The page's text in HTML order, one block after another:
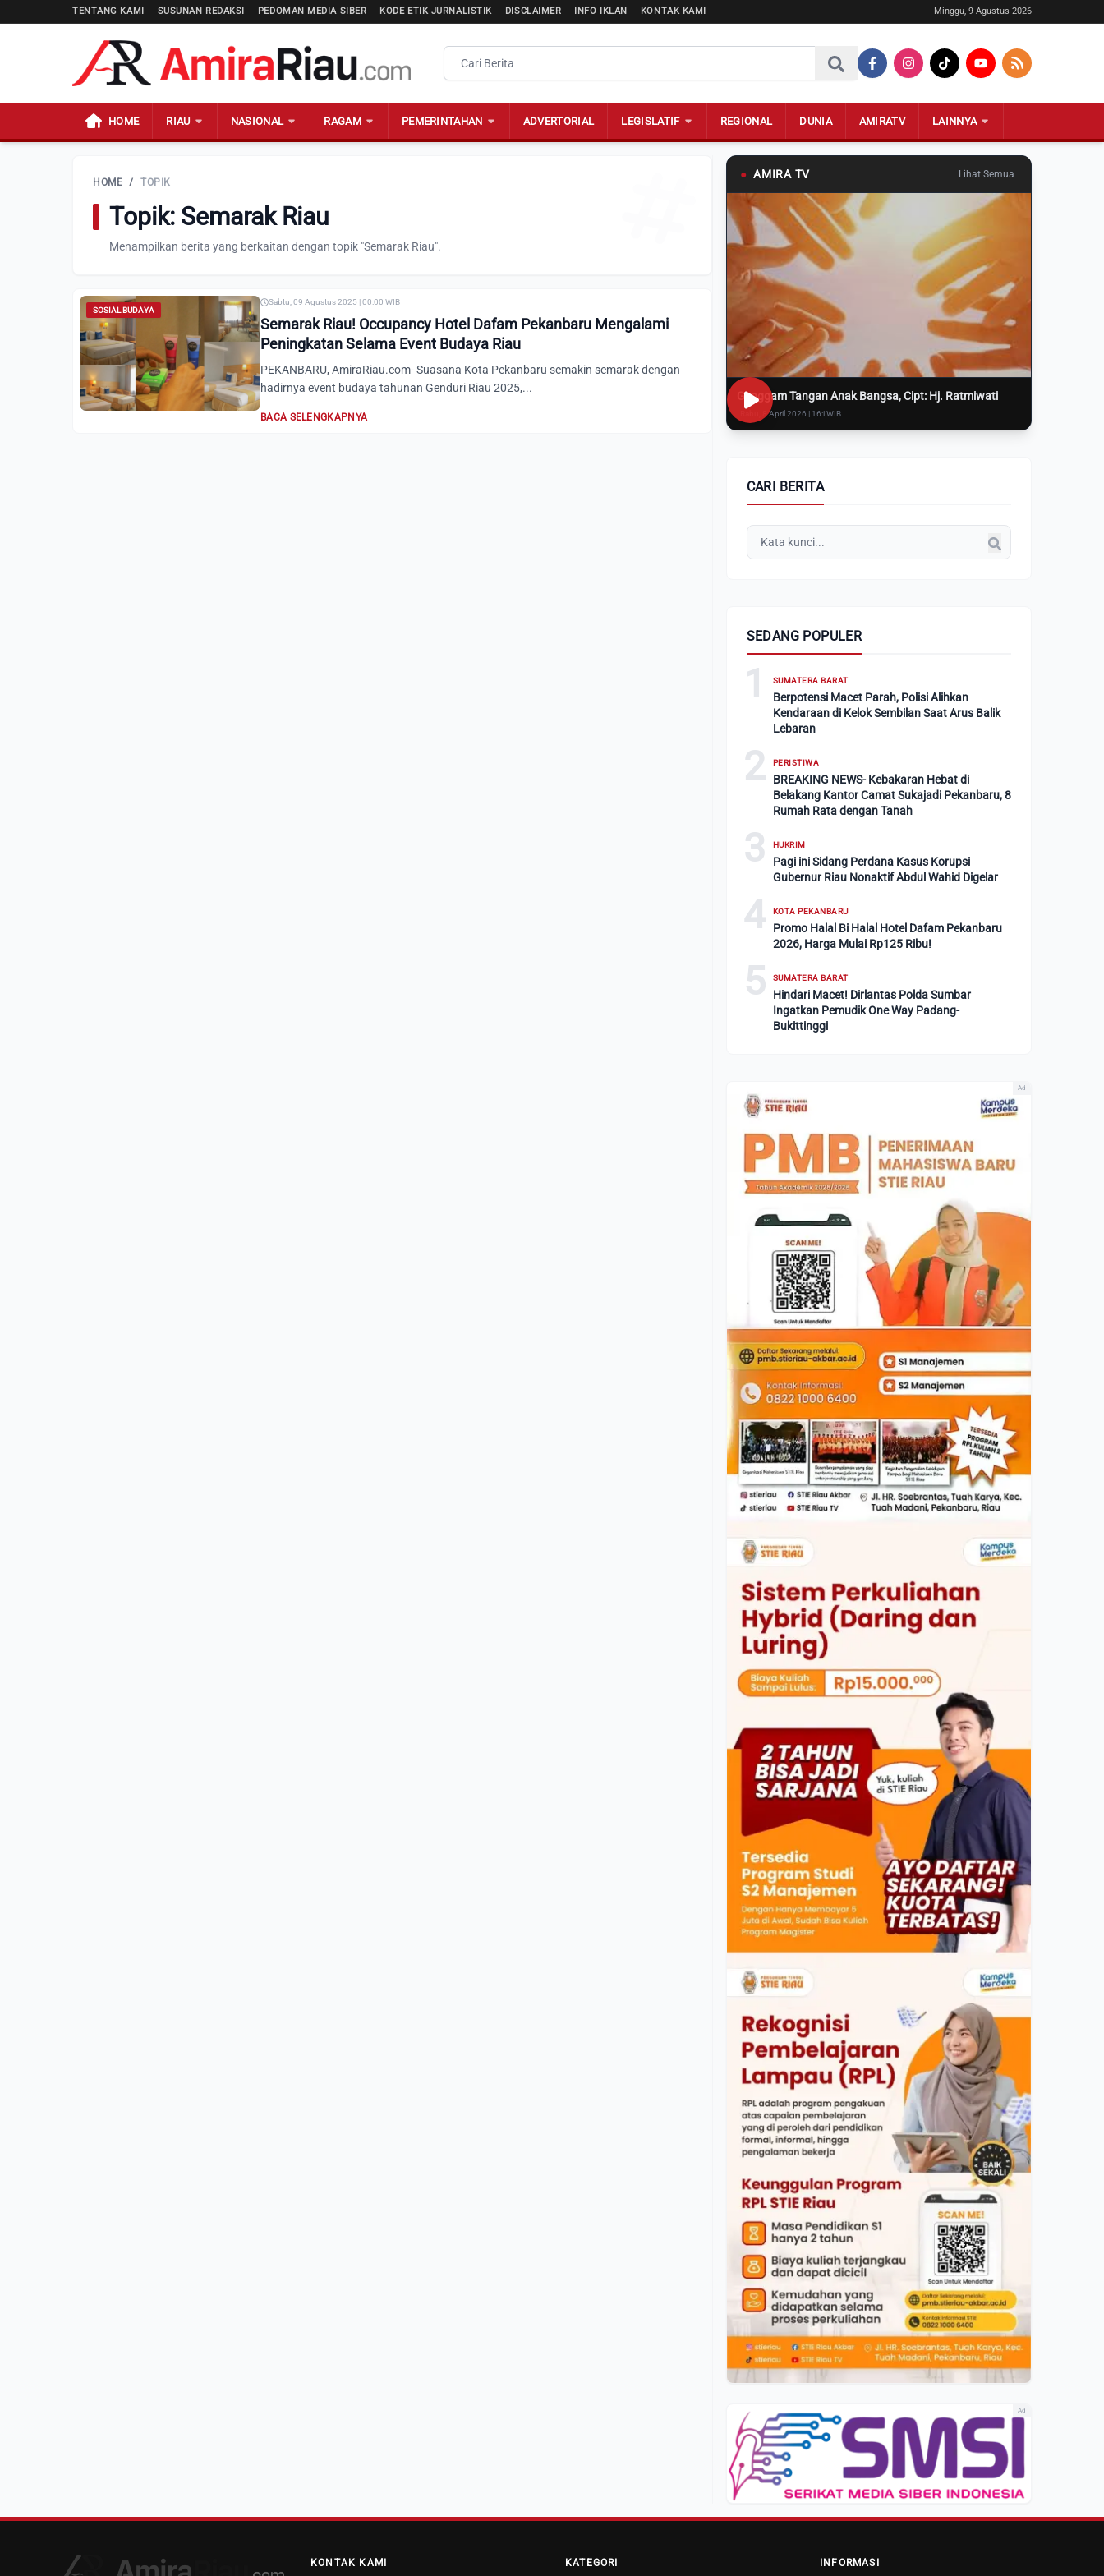
TENTANG KAMI SUSUNAN REDAKSI PEDOMAN MEDIA SIBER KODE ETIK JURNALISTIK DISCLAIMER INFO IKLAN KONTAK KAMI Minggu, 9 Agustus 2026
HOME RIAU NASIONAL RAGAM PEMERINTAHAN ADVERTORIAL LEGISLATIF REGIONAL DUNIA AMIRATV LAINNYA
HOME / TOPIK
Topik: Semarak Riau
Menampilkan berita yang berkaitan dengan topik "Semarak Riau".
SOSIAL BUDAYA
Sabtu, 09 Agustus 2025 | 00:00 WIB
Semarak Riau! Occupancy Hotel Dafam Pekanbaru Mengalami
Peningkatan Selama Event Budaya Riau
PEKANBARU, AmiraRiau.com- Suasana Kota Pekanbaru semakin semarak dengan
hadirnya event budaya tahunan Genduri Riau 2025,...
BACA SELENGKAPNYA
● AMIRA TV Lihat Semua
Genggam Tangan Anak Bangsa, Cipt: Hj. Ratmiwati
Rabu, 8 April 2026 | 16:i WIB
CARI BERITA
SEDANG POPULER
1 SUMATERA BARAT
Berpotensi Macet Parah, Polisi Alihkan
Kendaraan di Kelok Sembilan Saat Arus Balik
Lebaran
2 PERISTIWA
BREAKING NEWS- Kebakaran Hebat di
Belakang Kantor Camat Sukajadi Pekanbaru, 8
Rumah Rata dengan Tanah
3 HUKRIM
Pagi ini Sidang Perdana Kasus Korupsi
Gubernur Riau Nonaktif Abdul Wahid Digelar
4 KOTA PEKANBARU
Promo Halal Bi Halal Hotel Dafam Pekanbaru
2026, Harga Mulai Rp125 Ribu!
5 SUMATERA BARAT
Hindari Macet! Dirlantas Polda Sumbar
Ingatkan Pemudik One Way Padang-
Bukittinggi
Ad
Ad
KONTAK KAMI KATEGORI INFORMASI